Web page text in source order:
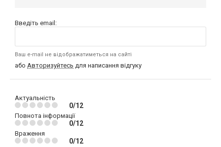
Введіть email:
Ваш e-mail не відображатиметься на сайті
або Авторизуйтесь для написання відгуку
Актуальність
0/12
Повнота інформації
0/12
Враження
0/12